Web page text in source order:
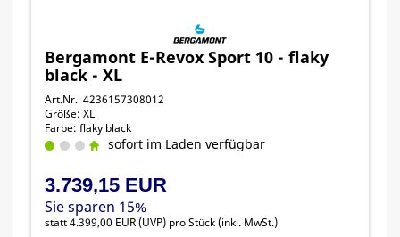
Bergamont E-Revox Sport 10 - flaky
black - XL
Art.Nr. 4236157308012
Größe: XL
Farbe: flaky black
sofort im Laden verfügbar
3.739,15 EUR
Sie sparen 15%
statt4.399,00 EUR(UVP) pro Stück (inkl. MwSt.)